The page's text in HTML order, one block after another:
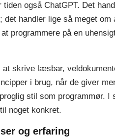
også ChatGPT. Det
handler lige så meget om
programmere på en
at skrive læsbar,
i brug, når de giver
stil som programmør. I
noget konkret.
og erfaring